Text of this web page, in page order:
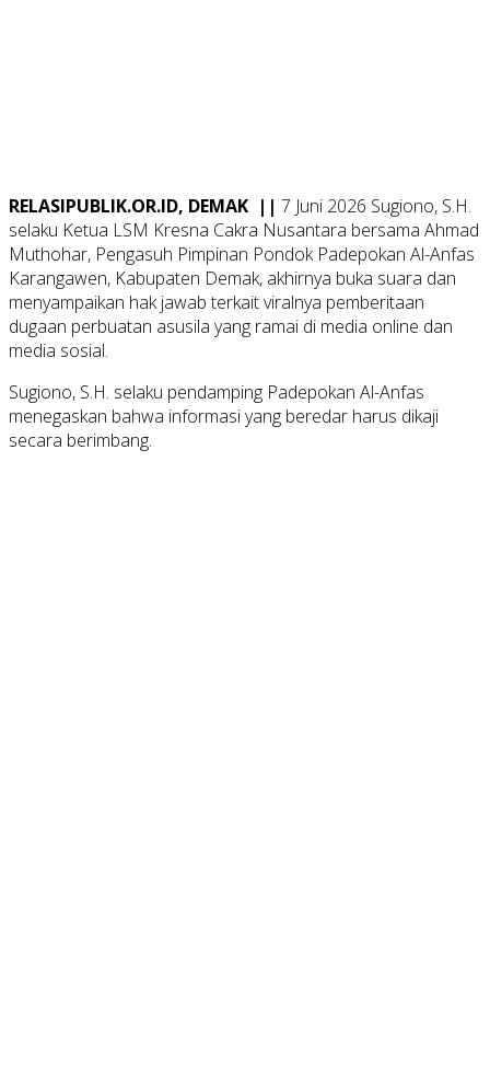
RELASIPUBLIK.OR.ID, DEMAK || 7 Juni 2026 Sugiono, S.H.
selaku Ketua LSM Kresna Cakra Nusantara bersama Ahmad
Muthohar, Pengasuh Pimpinan Pondok Padepokan Al-Anfas
Karangawen, Kabupaten Demak, akhirnya buka suara dan
menyampaikan hak jawab terkait viralnya pemberitaan
dugaan perbuatan asusila yang ramai di media online dan
media sosial.
Sugiono, S.H. selaku pendamping Padepokan Al-Anfas
menegaskan bahwa informasi yang beredar harus dikaji
secara berimbang.